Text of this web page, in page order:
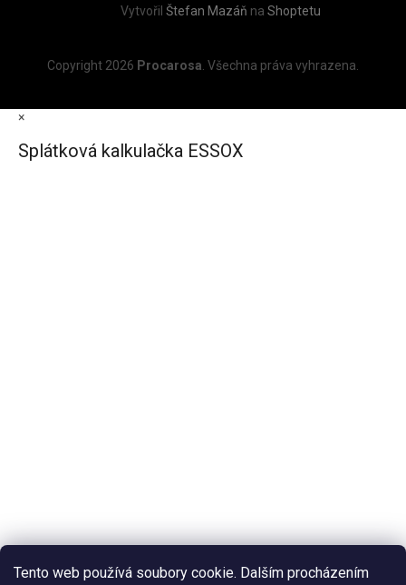
Tento web používá soubory cookie. Dalším procházením
Vytvořil Štefan Mazáň na Shoptetu
Copyright 2026 Procarosa . Všechna práva vyhrazena.
×
Splátková kalkulačka ESSOX